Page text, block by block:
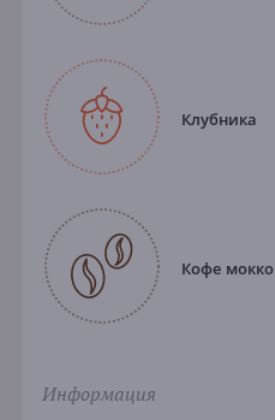
Клубника
Кофе мокко
Информация